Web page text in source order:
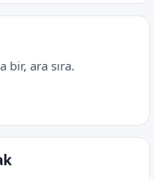
bir, ara sıra.